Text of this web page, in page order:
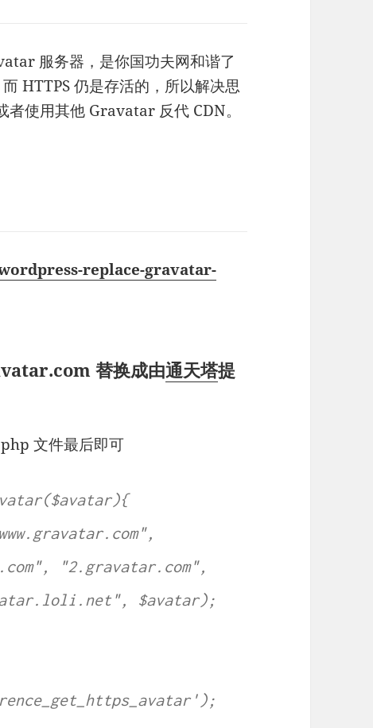
服务器，是你国功夫网和谐了
HTTPS 仍是存活的，所以解决思
使用其他 Gravatar 反代 CDN。
replace-gravatar-
替换成由通天塔提
文件最后即可
"2.gravatar.com",
$avatar);